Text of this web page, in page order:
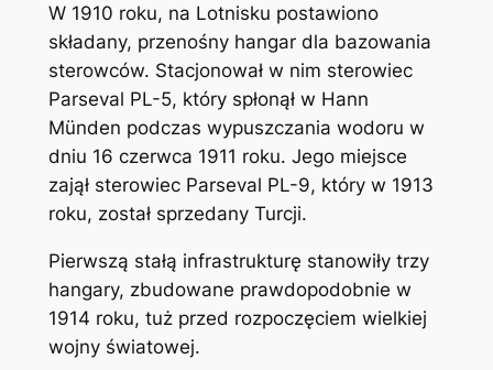
W 1910 roku, na Lotnisku postawiono
składany, przenośny hangar dla bazowania
sterowców. Stacjonował w nim sterowiec
Parseval PL-5, który spłonął w Hann
Münden podczas wypuszczania wodoru w
dniu 16 czerwca 1911 roku. Jego miejsce
zajął sterowiec Parseval PL-9, który w 1913
roku, został sprzedany Turcji.
Pierwszą stałą infrastrukturę stanowiły trzy
hangary, zbudowane prawdopodobnie w
1914 roku, tuż przed rozpoczęciem wielkiej
wojny światowej.